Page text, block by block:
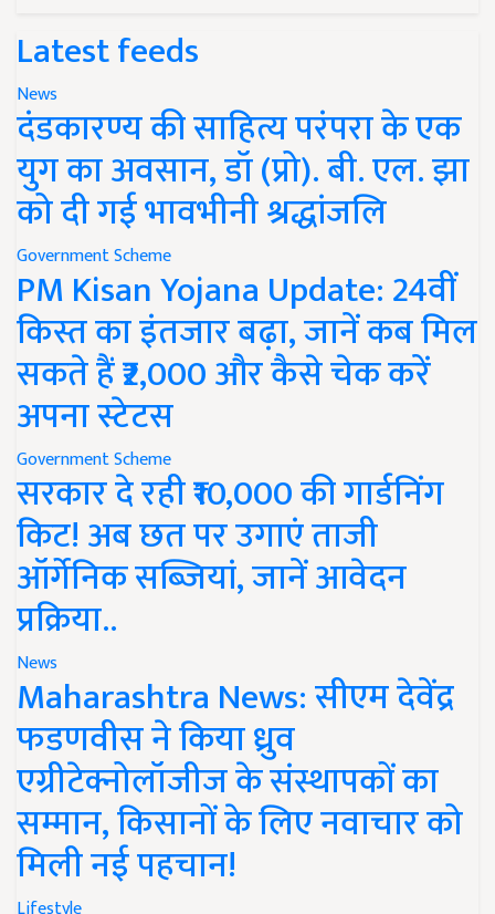
Latest feeds
News
दंडकारण्य की साहित्य परंपरा के एक
युग का अवसान, डॉ (प्रो). बी. एल. झा
को दी गई भावभीनी श्रद्धांजलि
Government Scheme
PM Kisan Yojana Update: 24वीं
किस्त का इंतजार बढ़ा, जानें कब मिल
सकते हैं ₹2,000 और कैसे चेक करें
अपना स्टेटस
Government Scheme
सरकार दे रही ₹10,000 की गार्डनिंग
किट! अब छत पर उगाएं ताजी
ऑर्गेनिक सब्जियां, जानें आवेदन
प्रक्रिया..
News
Maharashtra News: सीएम देवेंद्र
फडणवीस ने किया ध्रुव
एग्रीटेक्नोलॉजीज के संस्थापकों का
सम्मान, किसानों के लिए नवाचार को
मिली नई पहचान!